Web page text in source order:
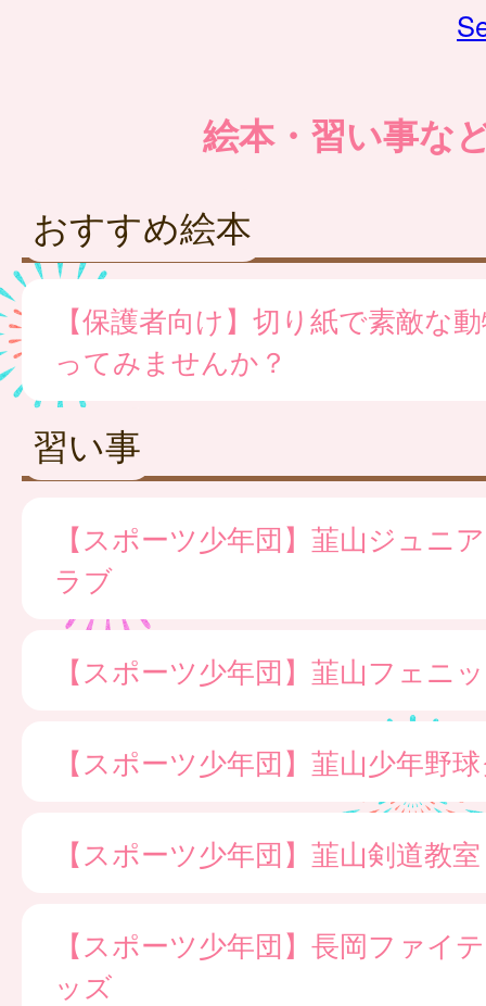
絵本・習い事な
おすすめ絵本
【保護者向け】切り紙で素敵な
ってみませんか？
習い事
【スポーツ少年団】韮山ジュニ
ラブ
【スポーツ少年団】韮山フェニ
【スポーツ少年団】韮山少年野
【スポーツ少年団】韮山剣道教室
【スポーツ少年団】長岡ファイ
ッズ